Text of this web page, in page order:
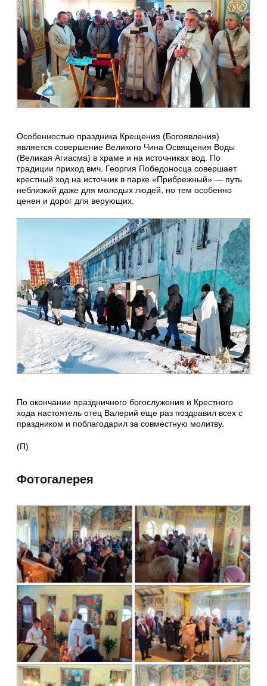
Особенностью праздника Крещения (Богоявления)
является совершение Великого Чина Освящения Воды
(Великая Агиасма) в храме и на источниках вод. По
традиции приход вмч. Георгия Победоносца совершает
крестный ход на источник в парке «Прибрежный» — путь
неблизкий даже для молодых людей, но тем особенно
ценен и дорог для верующих.
По окончании праздничного богослужения и Крестного
хода настоятель отец Валерий еще раз поздравил всех с
праздником и поблагодарил за совместную молитву.
(П)
Фотогалерея